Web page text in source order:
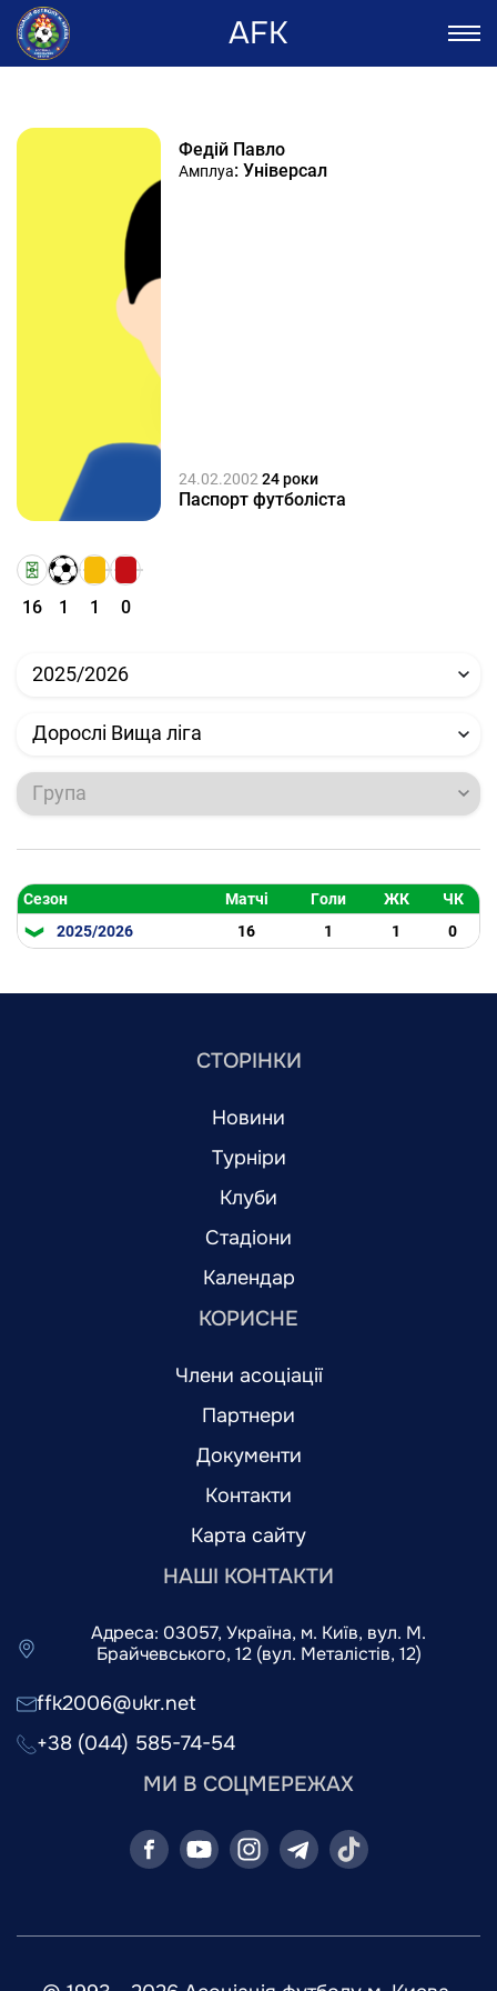
AFK
Федій Павло
Амплуа: Універсал
24.02.2002 24 роки
Паспорт футболіста
16 1 1 0
2025/2026
Дорослі Вища ліга
Група
Сезон Матчі Голи ЖК
ЧК
2025/2026
16 1 1 0
СТОРІНКИ
Новини
Турніри
Клуби
Стадіони
Календар
КОРИСНЕ
Члени асоціації
Партнери
Документи
Контакти
Карта сайту
НАШІ КОНТАКТИ
Адреса: 03057, Україна, м. Київ, вул. М.
Брайчевського, 12 (вул. Металістів, 12)
ffk2006@ukr.net
+38 (044) 585-74-54
МИ В СОЦМЕРЕЖАХ